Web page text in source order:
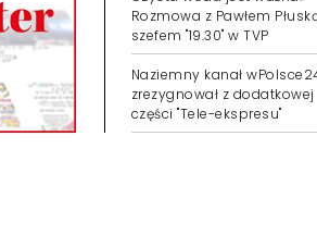
Rozmowa z Pawłem
szefem "19.30" w TVP
Naziemny kanał
zrezygnował z dodatkowej
części "Tele-ekspresu"